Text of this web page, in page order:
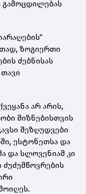
გამოცდილებას
ზოგიერთი
ძებნისას
არ არის,
მიზნებისთვის
შეზღუდვები
ესტონეთსა და
და სლოვენიამ კი
ძუძუმწოვრების